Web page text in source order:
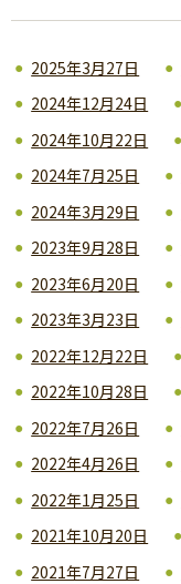
2025年3月27日
2024年12月24日
2024年10月22日
2024年7月25日
2024年3月29日
2023年9月28日
2023年6月20日
2023年3月23日
2022年12月22日
2022年10月28日
2022年7月26日
2022年4月26日
2022年1月25日
2021年10月20日
2021年7月27日